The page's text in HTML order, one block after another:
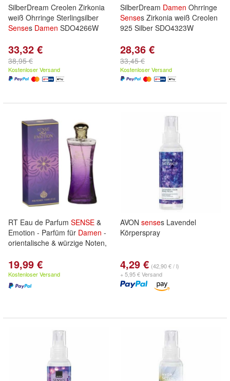
SilberDream Creolen Zirkonia
weiß Ohrringe Sterlingsilber
Senses Damen SDO4266W
33,32 €
38,95 €
Kostenloser Versand
SilberDream Damen Ohrringe
Senses Zirkonia weiß Creolen
925 Silber SDO4323W
28,36 €
33,45 €
Kostenloser Versand
RT Eau de Parfum SENSE &
Emotion - Parfüm für Damen -
orientalische & würzige Noten,
19,99 €
Kostenloser Versand
AVON senses Lavendel
Körperspray
4,29 € (42,90 € / l)
+ 5,95 € Versand